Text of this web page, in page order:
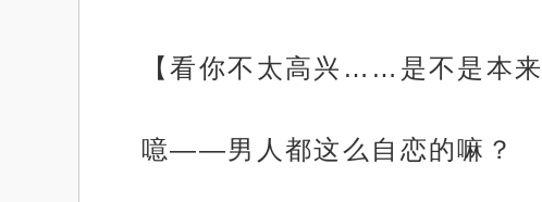
【看你不太高兴……是不是本来
噫——男人都这么自恋的嘛？